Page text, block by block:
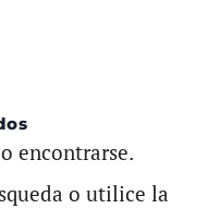
encontrarse.
o utilice la